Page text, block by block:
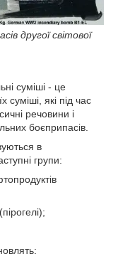
другої світової
суміші - це
суміші, які під час
речовини і
боєприпасів.
в
групи: